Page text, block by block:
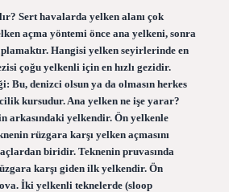
Sert havalarda yelken alanı çok
açma yöntemi önce ana yelkeni, sonra
Hangisi yelken seyirlerinde en
çoğu yelkenli için en hızlı gezidir.
Bu, denizci olsun ya da olmasın herkes
kursudur. Ana yelken ne işe yarar?
arkasındaki yelkendir. Ön yelkenle
rüzgara karşı yelken açmasını
biridir. Teknenin pruvasında
karşı giden ilk yelkendir. Ön
İki yelkenli teknelerde (sloop